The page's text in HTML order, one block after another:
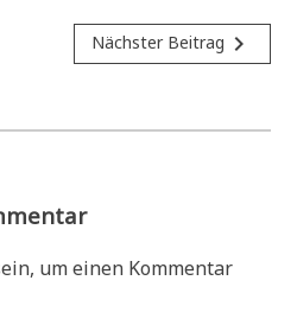
Nächster Beitrag navigate_next
um einen Kommentar